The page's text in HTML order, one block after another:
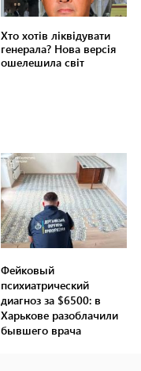
Фейковый
психиатрический
диагноз за $6500: в
Харькове разоблачили
бывшего врача